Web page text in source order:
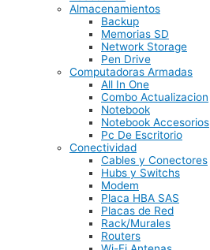
Almacenamientos
Backup
Memorias SD
Network Storage
Pen Drive
Computadoras Armadas
All In One
Combo Actualizacion
Notebook
Notebook Accesorios
Pc De Escritorio
Conectividad
Cables y Conectores
Hubs y Switchs
Modem
Placa HBA SAS
Placas de Red
Rack/Murales
Routers